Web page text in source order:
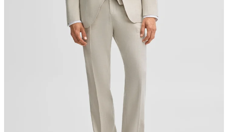
Bügeln bei geringer Temperatur